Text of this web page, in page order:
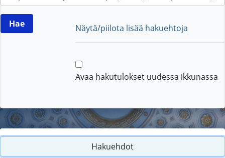
Näytä/piilota lisää hakuehtoja
Avaa hakutulokset uudessa ikkunassa
Hakuehdot